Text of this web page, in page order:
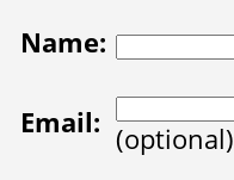
Name:
Email: (optional)